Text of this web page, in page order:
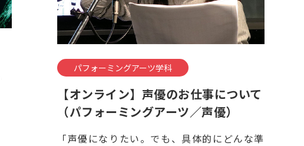
パフォーミングアーツ学科
【オンライン】声優のお仕事について
（パフォーミングアーツ／声優）
「声優になりたい。でも、具体的にどんな準